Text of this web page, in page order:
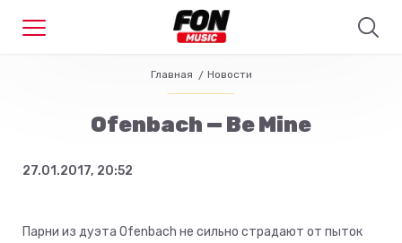
Главная Новости
Ofenbach — Be Mine
27.01.2017, 20:52
Парни из дуэта Ofenbach не сильно страдают от пыток